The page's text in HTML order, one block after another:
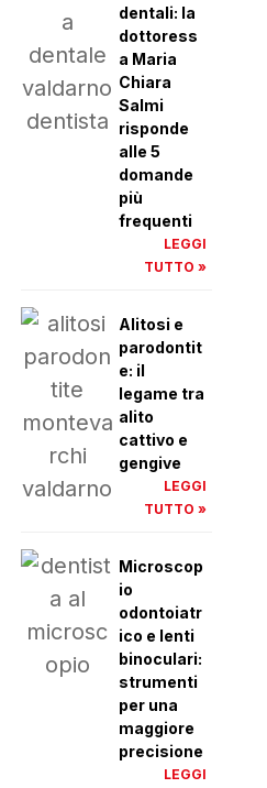
dentali: la
dottoress
a Maria
Chiara
Salmi
risponde
alle 5
domande
più
frequenti
LEGGI
TUTTO »
Alitosi e
parodontit
e: il
legame tra
alito
cattivo e
gengive
LEGGI
TUTTO »
Microscop
io
odontoiatr
ico e lenti
binoculari:
strumenti
per una
maggiore
precisione
LEGGI